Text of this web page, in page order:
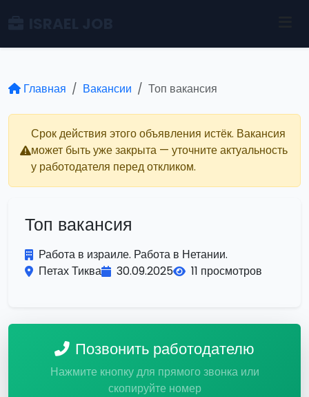
Главная Вакансии Топ вакансия
Срок действия этого объявления истёк. Вакансия
может быть уже закрыта — уточните актуальность
у работодателя перед откликом.
Топ вакансия
Работа в израиле. Работа в Нетании.
Петах Тиква
30.09.2025 11 просмотров
Позвонить работодателю
Нажмите кнопку для прямого звонка или
скопируйте номер